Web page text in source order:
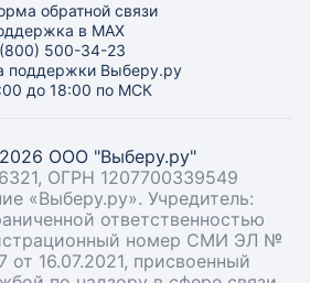
обратной связи
в MAX
500-34-23
поддержки Выберу.ру
до 18:00 по МСК
ООО "Выберу.ру"
ОГРН 1207700339549
«Выберу.ру». Учредитель:
ответственностью
номер СМИ ЭЛ №
16.07.2021, присвоенный